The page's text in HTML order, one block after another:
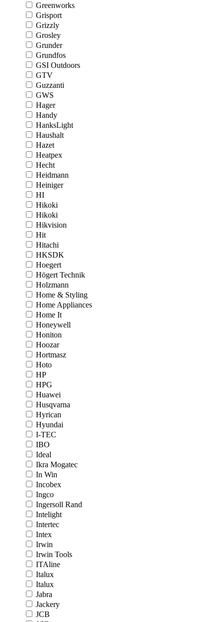
Greenworks
Grisport
Grizzly
Grosley
Grunder
Grundfos
GSI Outdoors
GTV
Guzzanti
GWS
Hager
Handy
HanksLight
Haushalt
Hazet
Heatpex
Hecht
Heidmann
Heiniger
HI
Hikoki
Hikoki
Hikvision
Hit
Hitachi
HKSDK
Hoegert
Högert Technik
Holzmann
Home & Styling
Home Appliances
Home It
Honeywell
Honiton
Hoozar
Hortmasz
Hoto
HP
HPG
Huawei
Husqvarna
Hyrican
Hyundai
I-TEC
IBO
Ideal
Ikra Mogatec
In Win
Incobex
Ingco
Ingersoll Rand
Intelight
Intertec
Intex
Irwin
Irwin Tools
ITAline
Italux
Italux
Jabra
Jackery
JCB